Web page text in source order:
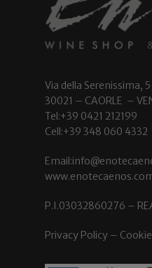
Via della Serenissima, 5
30021 – CAORLE –
Tel:+39 0421 212199
Cell:+39 348 060 4332
P.I.03032860276 –
Privacy Policy –